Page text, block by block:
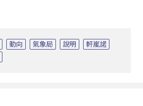
動向 氣象局 說明
軒嵐諾